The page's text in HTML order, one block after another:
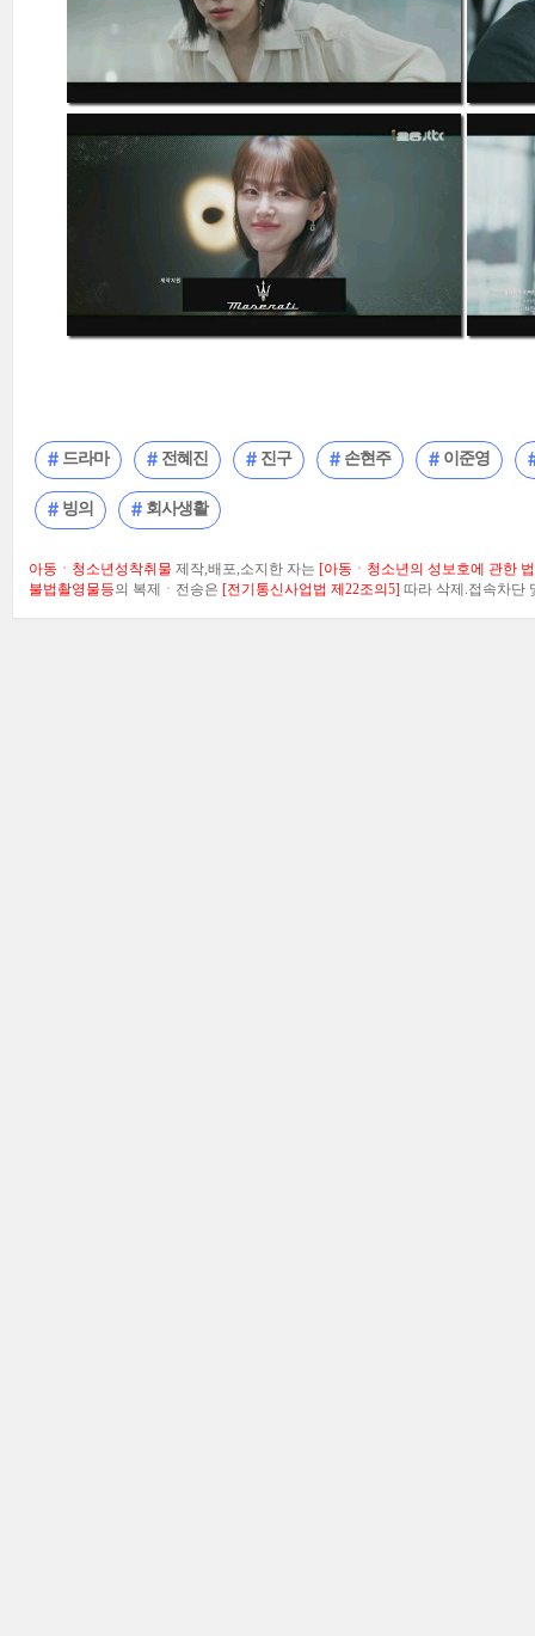
드라마 전혜진 진구 손현주 이준영
빙의 회사생활
아동ㆍ청소년성착취물 제작,배포,소지한 자는 [아동ㆍ청소년의 성보호에 관한
불법촬영물등의 복제ㆍ전송은 [전기통신사업법 제22조의5] 따라 삭제.접속차단